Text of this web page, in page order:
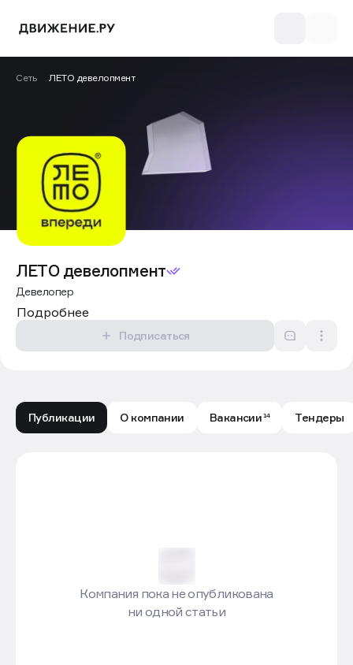
Сеть ЛЕТО девелопмент
ЛЕТО девелопмент
Девелопер
Подробнее
Подписаться
Публикации О компании Вакансии 14 Тендеры
Компания пока не опубликована
ни одной статьи